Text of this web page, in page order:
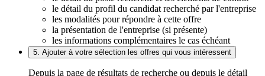
le détail du profil du candidat recherché par l'entreprise
les modalités pour répondre à cette offre
la présentation de l'entreprise (si présente)
les informations complémentaires le cas échéant
5. Ajouter à votre sélection les offres qui vous intéressent
Depuis la page de résultats de recherche ou depuis le détail